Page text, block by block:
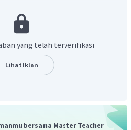
tersebut adalah
yang telah terverifikasi
Lihat Iklan
bersama Master Teacher